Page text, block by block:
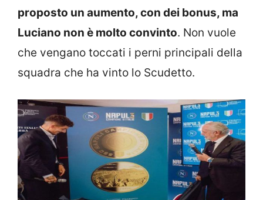
proposto un aumento, con dei bonus, ma
Luciano non è molto convinto. Non vuole
che vengano toccati i perni principali della
squadra che ha vinto lo Scudetto.